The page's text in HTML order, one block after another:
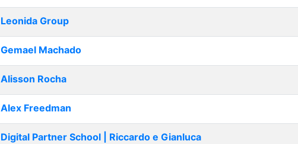
Leonida Group
Gemael Machado
Alisson Rocha
Alex Freedman
Digital Partner School | Riccardo e Gianluca